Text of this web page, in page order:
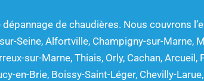
dépannage de chaudières. Nous couvrons
Seine, Alfortville, Champigny-sur-Marne,
sur-Marne, Thiais, Orly, Cachan, Arcueil,
en-Brie, Boissy-Saint-Léger, Chevilly-Larue,